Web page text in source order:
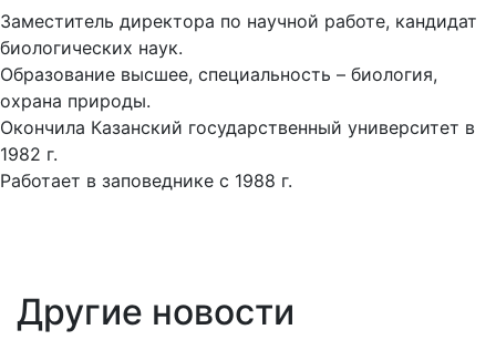
Заместитель директора по научной работе, кандидат
биологических наук.
Образование высшее, специальность – биология,
охрана природы.
Окончила Казанский государственный университет в
1982 г.
Работает в заповеднике с 1988 г.
Другие новости